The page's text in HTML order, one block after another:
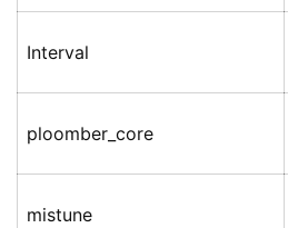
Interval
ploomber_core
mistune